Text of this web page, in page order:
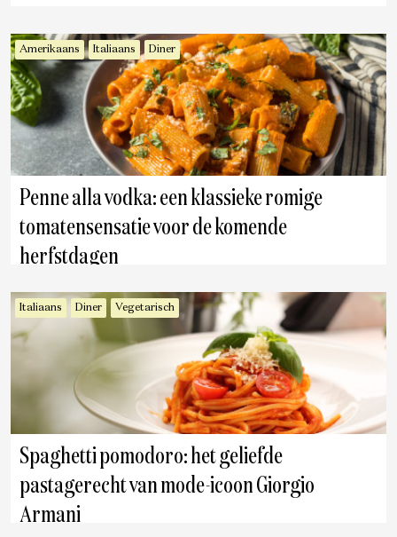
Amerikaans Italiaans Diner
Penne alla vodka: een klassieke romige
tomatensensatie voor de komende
herfstdagen
Italiaans Diner Vegetarisch
Spaghetti pomodoro: het geliefde
pastagerecht van mode-icoon Giorgio
Armani